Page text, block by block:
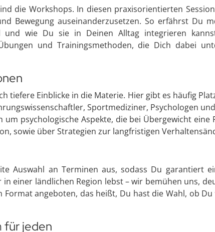
die Workshops. In diesen praxisorientierten
Bewegung auseinanderzusetzen. So erfährst Du
und wie Du sie in Deinen Alltag integrieren
und Trainingsmethoden, die Dich dabei
tiefere Einblicke in die Materie. Hier gibt es häufig
Sportmediziner, Psychologen
um psychologische Aspekte, die bei Übergewicht
sowie über Strategien zur langfristigen
Auswahl an Terminen aus, sodass Du garantiert
einer ländlichen Region lebst – wir bemühen uns,
angeboten, das heißt, Du hast die Wahl, ob
für jeden